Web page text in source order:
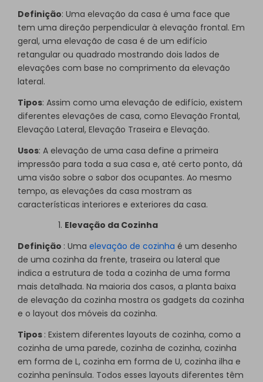
Definição: Uma elevação da casa é uma face que
tem uma direção perpendicular à elevação frontal. Em
geral, uma elevação de casa é de um edifício
retangular ou quadrado mostrando dois lados de
elevações com base no comprimento da elevação
lateral.
Tipos: Assim como uma elevação de edifício, existem
diferentes elevações de casa, como Elevação Frontal,
Elevação Lateral, Elevação Traseira e Elevação.
Usos: A elevação de uma casa define a primeira
impressão para toda a sua casa e, até certo ponto, dá
uma visão sobre o sabor dos ocupantes. Ao mesmo
tempo, as elevações da casa mostram as
características interiores e exteriores da casa.
Elevação da Cozinha
Definição : Uma elevação de cozinha é um desenho
de uma cozinha da frente, traseira ou lateral que
indica a estrutura de toda a cozinha de uma forma
mais detalhada. Na maioria dos casos, a planta baixa
de elevação da cozinha mostra os gadgets da cozinha
e o layout dos móveis da cozinha.
Tipos : Existem diferentes layouts de cozinha, como a
cozinha de uma parede, cozinha de cozinha, cozinha
em forma de L, cozinha em forma de U, cozinha ilha e
cozinha península. Todos esses layouts diferentes têm